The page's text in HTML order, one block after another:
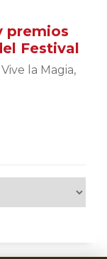
premios
Festival
la Magia,